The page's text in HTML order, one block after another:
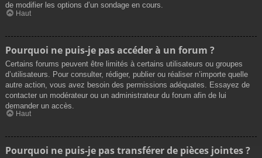
de modifier les options d’un sondage en cours.
Haut
Pourquoi ne puis-je pas accéder à un forum ?
Certains forums peuvent être limités à certains utilisateurs ou groupes
d’utilisateurs. Pour consulter, rédiger, publier ou réaliser n’importe quelle
autre action, vous avez besoin des permissions adéquates. Essayez de
contacter un modérateur ou un administrateur du forum afin de lui
demander un accès.
Haut
Pourquoi ne puis-je pas transférer de pièces jointes ?